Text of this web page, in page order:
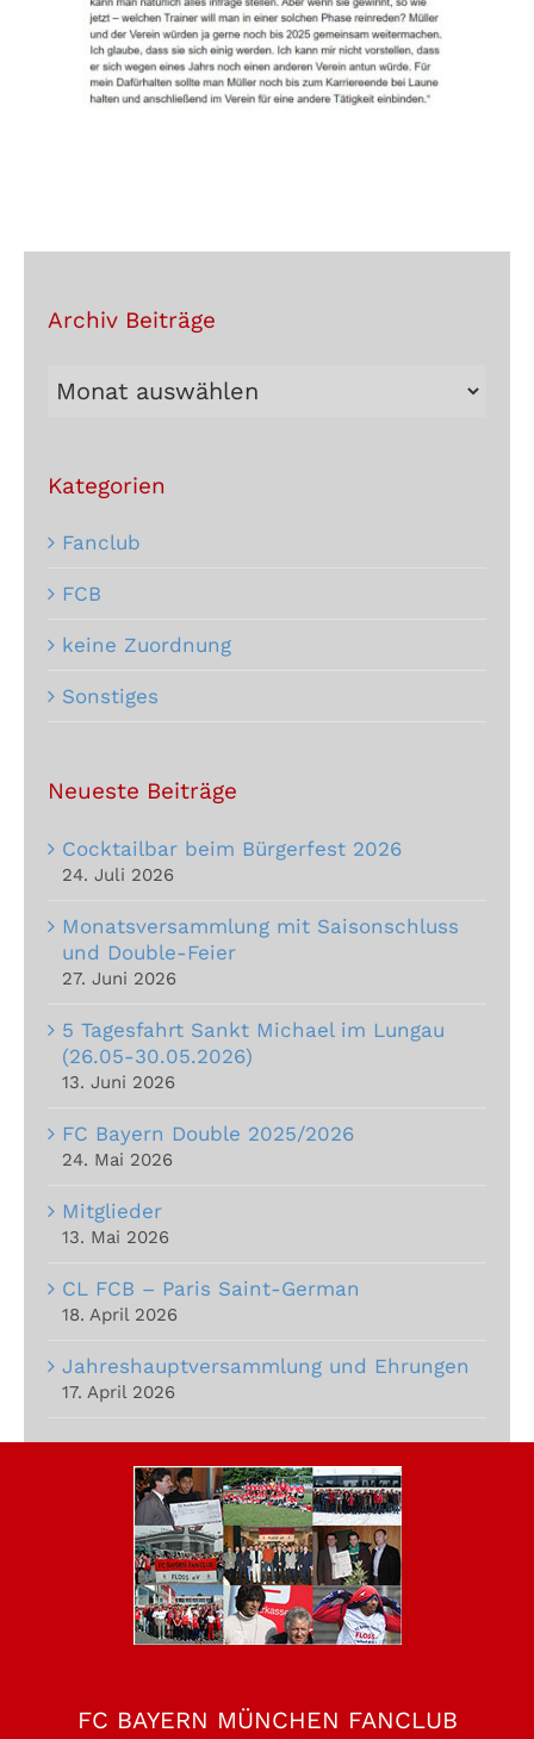
Archiv Beiträge
Beiträge
Kategorien
Fanclub
FCB
keine Zuordnung
Sonstiges
Neueste Beiträge
Cocktailbar beim Bürgerfest 2026
24. Juli 2026
Monatsversammlung mit Saisonschluss
und Double-Feier
27. Juni 2026
5 Tagesfahrt Sankt Michael im Lungau
(26.05-30.05.2026)
13. Juni 2026
FC Bayern Double 2025/2026
24. Mai 2026
Mitglieder
13. Mai 2026
CL FCB – Paris Saint-German
18. April 2026
Jahreshauptversammlung und Ehrungen
17. April 2026
FC BAYERN MÜNCHEN FANCLUB